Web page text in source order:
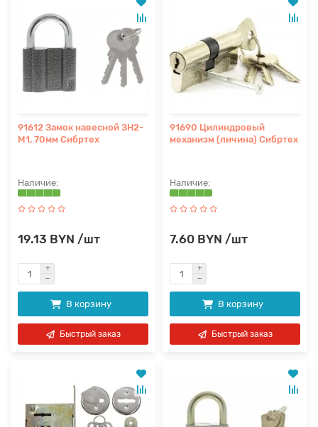
91612 Замок навесной ЗН2-
М1, 70мм Сибртех
19.13 BYN /шт
В корзину
Быстрый заказ
91690 Цилиндровый
механизм (личина) Сибртех
7.60 BYN /шт
В корзину
Быстрый заказ